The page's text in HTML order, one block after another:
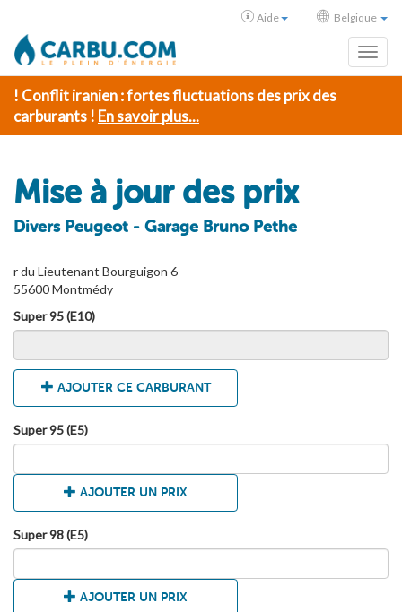
Aide Belgique
! Conflit iranien : fortes fluctuations des prix des
carburants ! En savoir plus...
Mise à jour des prix
Divers Peugeot - Garage Bruno Pethe
r du Lieutenant Bourguigon 6
55600 Montmédy
Super 95 (E10)
AJOUTER CE CARBURANT
Super 95 (E5)
AJOUTER UN PRIX
Super 98 (E5)
AJOUTER UN PRIX